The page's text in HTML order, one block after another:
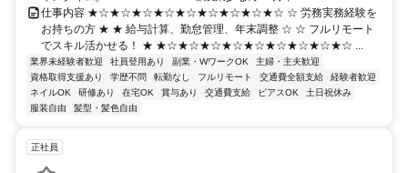
仕事内容 ★☆★☆★☆★☆★☆★☆★☆★☆★☆ ☆ 労務実務経験を
お持ちの方 ★ ★ 給与計算、勤怠管理、年末調整 ☆ ☆ フルリモート
でスキル活かせる！ ★ ★☆★☆★☆★☆★☆★☆★☆★☆★☆ ...
業界未経験者歓迎 社員登用あり 副業・WワークOK
主婦・主夫歓迎
資格取得支援あり
学歴不問 転勤なし フルリモート 交通費全額支給
経験者歓迎
ネイルOK
研修あり 在宅OK 賞与あり 交通費支給 ピアスOK
土日祝休み
服装自由
髪型・髪色自由
正社員